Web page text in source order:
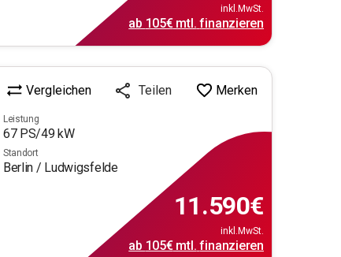
inkl.MwSt.
ab 105€mtl. finanzieren
Vergleichen Teilen Merken
Leistung
67PS/49kW
Standort
Berlin / Ludwigsfelde
11.590€
inkl.MwSt.
ab 105€mtl. finanzieren